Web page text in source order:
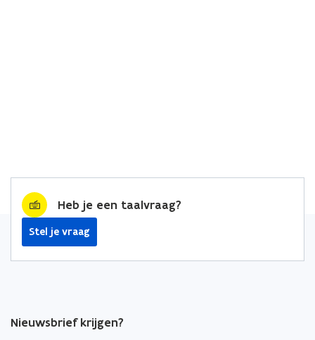
Heb je een taalvraag?
Stel je vraag
Nieuwsbrief krijgen?